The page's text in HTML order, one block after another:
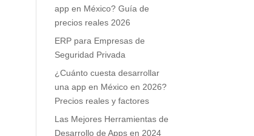
app en México? Guía de
precios reales 2026
ERP para Empresas de
Seguridad Privada
¿Cuánto cuesta desarrollar
una app en México en 2026?
Precios reales y factores
Las Mejores Herramientas de
Desarrollo de Apps en 2024